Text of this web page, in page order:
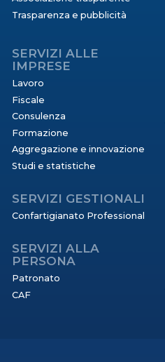
Trasparenza e pubblicità
SERVIZI ALLE
IMPRESE
Lavoro
Fiscale
Consulenza
Formazione
Aggregazione e innovazione
Studi e statistiche
SERVIZI GESTIONALI
Confartigianato Professional
SERVIZI ALLA
PERSONA
Patronato
CAF